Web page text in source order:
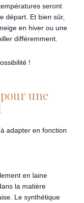
seront
départ. Et bien sûr,
en hiver ou une
différemment.
!
une
adapter en fonction
en laine
la matière
Le synthétique